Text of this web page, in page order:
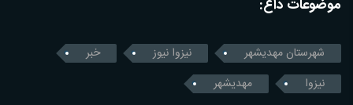
موضوعات داغ:
شهرستان مهدیشهر نیزوا نیوز
خبر
نیزوا
مهدیشهر